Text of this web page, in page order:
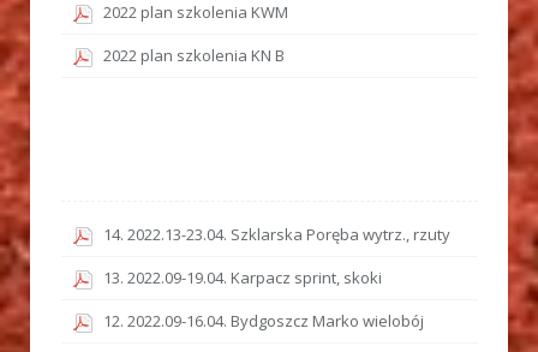
2022 plan szkolenia KWM
2022 plan szkolenia KN B
14. 2022.13-23.04. Szklarska Poręba wytrz., rzuty
13. 2022.09-19.04. Karpacz sprint, skoki
12. 2022.09-16.04. Bydgoszcz Marko wielobój